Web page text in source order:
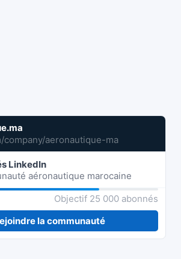
company/aeronautique-ma
LinkedIn
aéronautique marocaine
Objectif 25 000 abonnés
la communauté